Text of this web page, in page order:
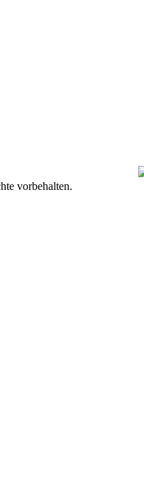
vorbehalten.